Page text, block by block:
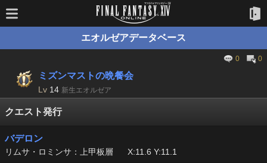
エオルゼアデータベース
0 0
ミズンマストの晩餐会
Lv 14 新生エオルゼア
クエスト発行
バデロン
リムサ・ロミンサ：上甲板層 X:11.6 Y:11.1